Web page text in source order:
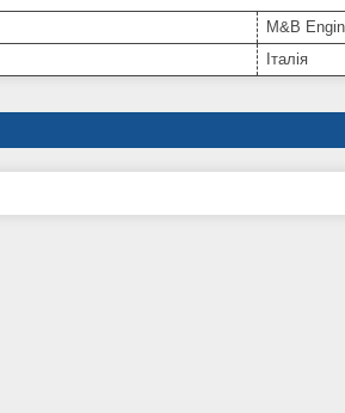
M&B
Італія